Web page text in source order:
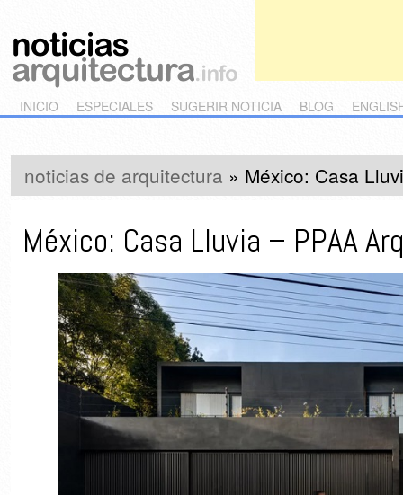
Main menu
Skip to primary content
Skip to secondary content
INICIO ESPECIALES SUGERIR NOTICIA BLOG
noticias de arquitectura » México: Casa
México: Casa Lluvia – PPAA